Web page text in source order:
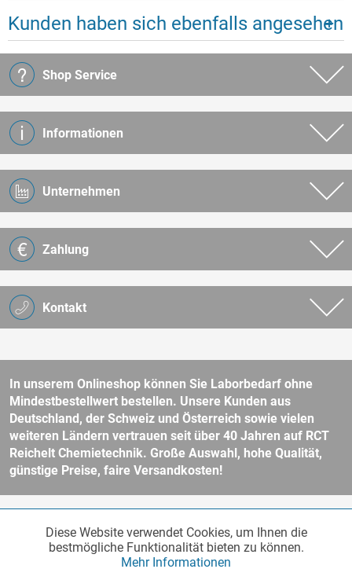
Kunden haben sich ebenfalls angesehen
Kontakt
Shop Service
Informationen
Unternehmen
Zahlung
In unserem Onlineshop können Sie Laborbedarf ohne
Mindestbestellwert bestellen. Unsere Kunden aus
Deutschland, der Schweiz und Österreich sowie vielen
weiteren Ländern vertrauen seit über 40 Jahren auf RCT
Reichelt Chemietechnik. Große Auswahl, hohe Qualität,
günstige Preise, faire Versandkosten!
und ggf. Nachnahmegebühren, wenn nicht anders beschrieben.
Unser Webshop richtet sich an Unternehmer, öffentliche Institute und
andere gewerbliche Kunden im Sinne des § 14 BGB. Kein Verkauf an
Funktionale Aktiv
Diese Website verwendet Cookies, um Ihnen die
bestmögliche Funktionalität bieten zu können.
Mehr Informationen